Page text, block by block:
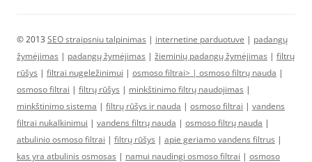
© 2013 SEO straipsniu talpinimas | internetine parduotuve | padangų
žymėjimas | padangų žymėjimas | žieminių padangų žymėjimas | filtrų
rūšys | filtrai nugeležinimui | osmoso filtrai> | osmoso filtrų nauda |
osmoso filtrai | filtrų rūšys | minkštinimo filtrų naudojimas |
minkštinimo sistema | filtrų rūšys ir nauda | osmoso filtrai | vandens
filtrai nukalkinimui | vandens filtrų nauda | osmoso filtrų nauda |
atbulinio osmoso filtrai | filtrų rūšys | apie geriamo vandens filtrus |
kas yra atbulinis osmosas | namui naudingi osmoso filtrai | osmoso